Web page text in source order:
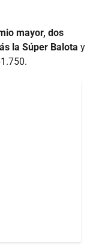
mayor, dos
la Súper Balota y